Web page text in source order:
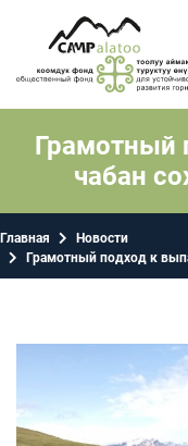
Грамотный
чабан
Главная
Новости
Грамотный подход к